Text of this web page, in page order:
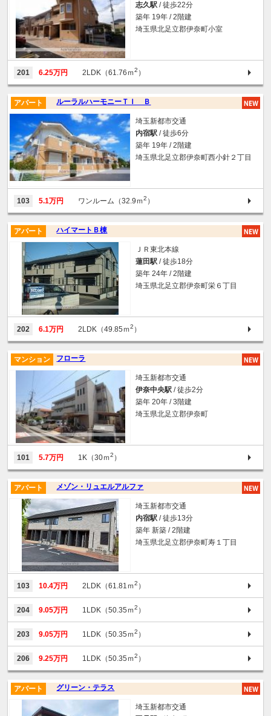
志久駅 / 徒歩22分
築年 19年 / 2階建
埼玉県北足立郡伊奈町小室
201 6.25万円 2LDK（61.76ｍ2 ）
ルーラルハーモニーＴＩ Ｂ
アパート
埼玉新都市交通
内宿駅 / 徒歩6分
築年 19年 / 2階建
埼玉県北足立郡伊奈町西小針２丁目
103 5.1万円 ワンルーム（32.9ｍ2 ）
ハイマートＢ棟
アパート
ＪＲ東北本線
蓮田駅 / 徒歩18分
築年 24年 / 2階建
埼玉県北足立郡伊奈町栄６丁目
202 6.1万円 2LDK（49.85ｍ2 ）
フローラ
マンション
埼玉新都市交通
伊奈中央駅 / 徒歩2分
築年 20年 / 3階建
埼玉県北足立郡伊奈町
101 5.7万円 1K（30ｍ2 ）
メゾン・リュエルアルファ
アパート
埼玉新都市交通
内宿駅 / 徒歩13分
築年 新築 / 2階建
埼玉県北足立郡伊奈町寿１丁目
103 10.4万円 2LDK（61.81ｍ2 ）
204 9.05万円 1LDK（50.35ｍ2 ）
203 9.05万円 1LDK（50.35ｍ2 ）
206 9.25万円 1LDK（50.35ｍ2 ）
グリーン・テラス
アパート
埼玉新都市交通